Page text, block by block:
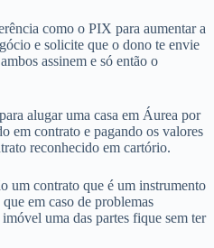
como o PIX para aumentar a
e solicite que o dono te envie
assinem e só então o
alugar uma casa em Áurea por
em contrato e pagando os valores
reconhecido em cartório.
um contrato que é um instrumento
em caso de problemas
uma das partes fique sem ter